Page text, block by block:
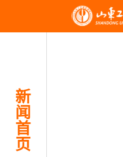
新
闻
首
页